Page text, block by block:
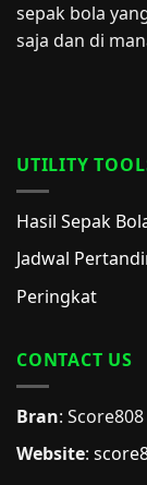
sepak bola
saja dan di
UTILITY
Hasil Sepak
Jadwal
Peringkat
CONTACT US
Bran: Score808
Website: